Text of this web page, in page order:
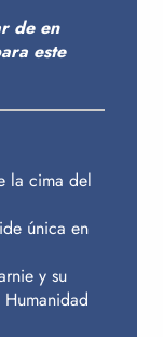
de en
este
la cima del
única en
y su